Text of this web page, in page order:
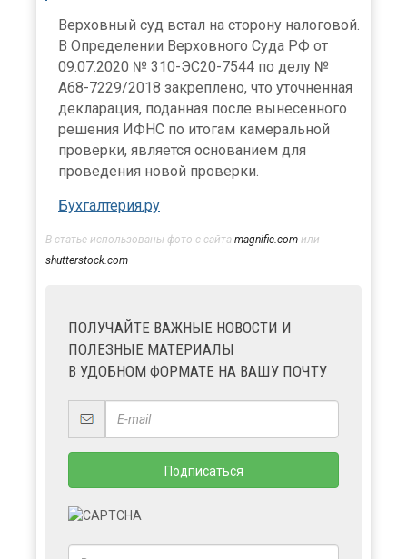
Верховный суд встал на сторону налоговой.
В Определении Верховного Суда РФ от
09.07.2020 № 310-ЭС20-7544 по делу №
А68-7229/2018 закреплено, что уточненная
декларация, поданная после вынесенного
решения ИФНС по итогам камеральной
проверки, является основанием для
проведения новой проверки.
Бухгалтерия.ру
В статье использованы фото с сайта magnific.com или
shutterstock.com
ПОЛУЧАЙТЕ ВАЖНЫЕ НОВОСТИ И
ПОЛЕЗНЫЕ МАТЕРИАЛЫ
В УДОБНОМ ФОРМАТЕ НА ВАШУ ПОЧТУ